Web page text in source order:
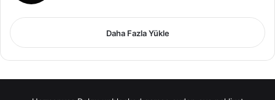
Daha Fazla Yükle